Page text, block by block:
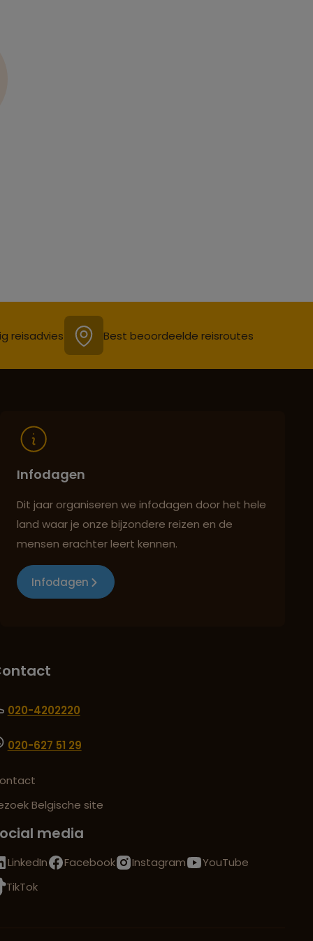
reisadvies Best beoordeelde reisroutes
Infodagen
Dit jaar organiseren we infodagen door het hele
land waar je onze bijzondere reizen en de
mensen erachter leert kennen.
Infodagen
020-4202220
020-627 51 29
Belgische site
media
LinkedIn Facebook Instagram
YouTube
TikTok